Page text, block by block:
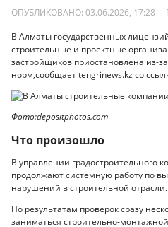
ОПУБЛИКОВАНО: 03.06.2026, 17:28
В Алматы государственных
строительные и проектные
застройщиков приостановлена из-
норм,сообщает tengrinews.kz со
Фото:depositphotos.com
Что произошло
В управлении градостроительного
продолжают системную работу по
нарушений в строительной отрасли.
По результатам проверок сразу
заниматься строительно-